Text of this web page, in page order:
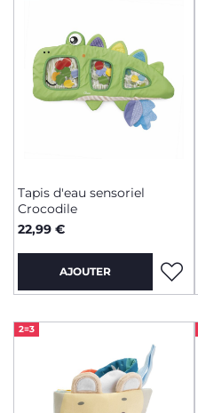
Tapis d'eau sensoriel
Crocodile
22,99 €
AJOUTER
2=3